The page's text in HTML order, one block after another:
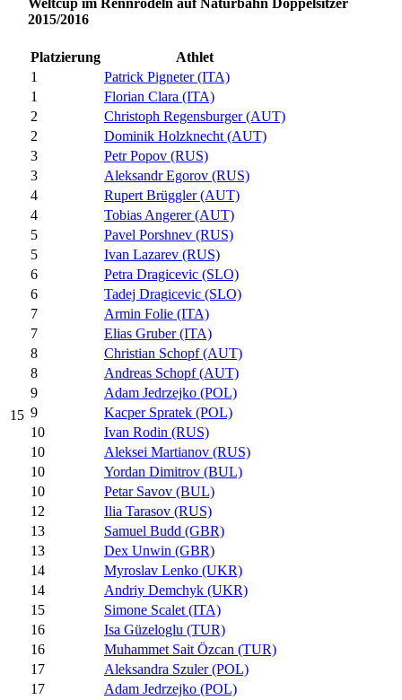
15
2015/2016
Platzierung
Athlet
1
Patrick Pigneter (ITA)
1
Florian Clara (ITA)
2
Christoph Regensburger (AUT)
2
Dominik Holzknecht (AUT)
3
Petr Popov (RUS)
3
Aleksandr Egorov (RUS)
4
Rupert Brüggler (AUT)
4
Tobias Angerer (AUT)
5
Pavel Porshnev (RUS)
5
Ivan Lazarev (RUS)
6
Petra Dragicevic (SLO)
6
Tadej Dragicevic (SLO)
7
Armin Folie (ITA)
7
Elias Gruber (ITA)
8
Christian Schopf (AUT)
8
Andreas Schopf (AUT)
9
Adam Jedrzejko (POL)
9
Kacper Spratek (POL)
10
Ivan Rodin (RUS)
10
Aleksei Martianov (RUS)
10
Yordan Dimitrov (BUL)
10
Petar Savov (BUL)
12
Ilia Tarasov (RUS)
13
Samuel Budd (GBR)
13
Dex Unwin (GBR)
14
Myroslav Lenko (UKR)
14
Andriy Demchyk (UKR)
15
Simone Scalet (ITA)
16
Isa Güzeloglu (TUR)
16
Muhammet Sait Özcan (TUR)
17
Aleksandra Szuler (POL)
17
Adam Jedrzejko (POL)